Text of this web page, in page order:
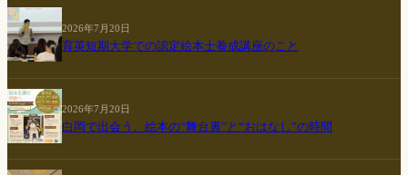
2026年7月20日
育英短期大学での認定絵本士養成講座のこと
2026年7月20日
白岡で出会う、絵本の“舞台裏”と“おはなし”の時間